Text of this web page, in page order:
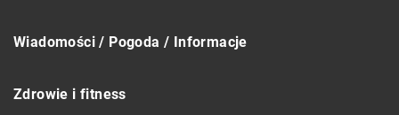
Wiadomości / Pogoda / Informacje
Zdrowie i fitness